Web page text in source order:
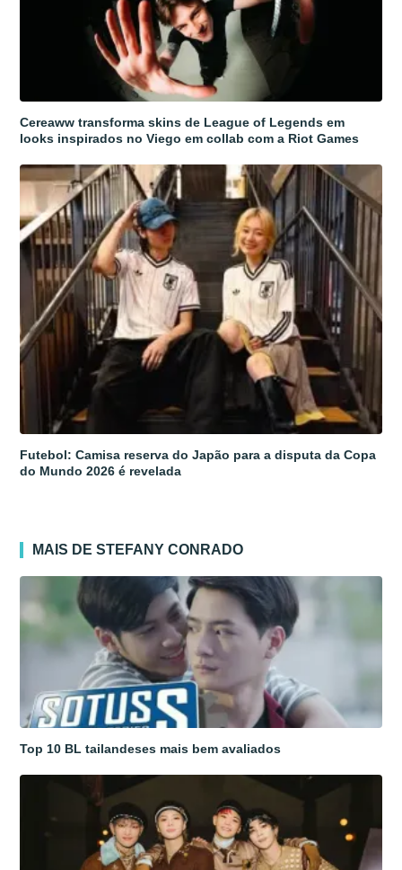
Cereaww transforma skins de League of Legends em
looks inspirados no Viego em collab com a Riot Games
Futebol: Camisa reserva do Japão para a disputa da Copa
do Mundo 2026 é revelada
MAIS DE STEFANY CONRADO
Top 10 BL tailandeses mais bem avaliados